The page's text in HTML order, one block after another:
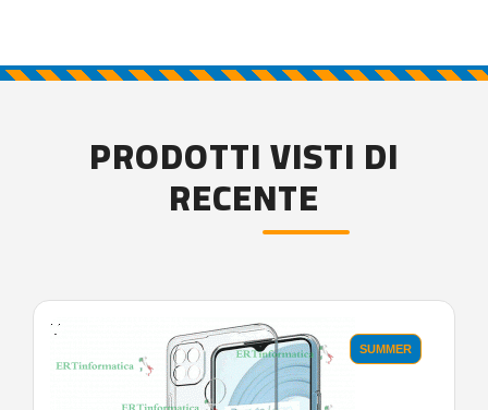
PRODOTTI VISTI DI
RECENTE
'.'
SUMMER